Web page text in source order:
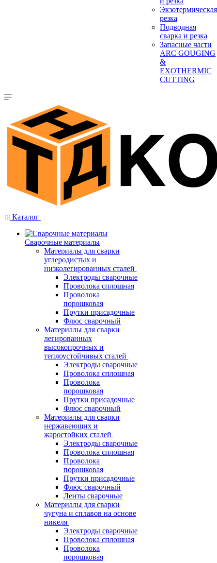
Экзотермическая
резка
Подводная
сварка и резка
Запасные части
ARC GOUGING
&
EXOTHERMIC
CUTTING
Каталог
Сварочные материалы
Материалы для сварки
углеродистых и
низколегированных сталей
Электроды сварочные
Проволока сплошная
Проволока
порошковая
Прутки присадочные
Флюс сварочный
Материалы для сварки
легированных
высокопрочных и
теплоустойчивых сталей
Электроды сварочные
Проволока сплошная
Проволока
порошковая
Прутки присадочные
Флюс сварочный
Материалы для сварки
нержавеющих и
жаростойких сталей
Электроды сварочные
Проволока сплошная
Проволока
порошковая
Прутки присадочные
Флюс сварочный
Ленты сварочные
Материалы для сварки
чугуна и сплавов на основе
никеля
Электроды сварочные
Проволока сплошная
Проволока
порошковая